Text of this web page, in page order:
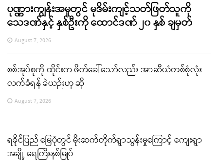
ပုဏ္ဏားကျွန်းအမှုတွင် မုဒိမ်းကျင့်သတ်ဖြတ်သူကို
သေဒဏ်နှင့် နှစ်ဦးကို ထောင်ဒဏ် ၂၀ နှစ် ချမှတ်
August 7, 2026
စစ်အုပ်စုကို ထိုင်းက ဖိတ်ခေါ်သော်လည်း အာဆီယံတစ်စုံလုံး
လက်ခံရန် ခဲယဉ်းဟု ဆို
August 7, 2026
ရခိုင်ပြည် မြေပုံတွင် မိုးဆက်တိုက်ရွာသွန်းမှုကြောင့် ကျေးရွာ
အချို့ ရေကြီးနစ်မြုပ်